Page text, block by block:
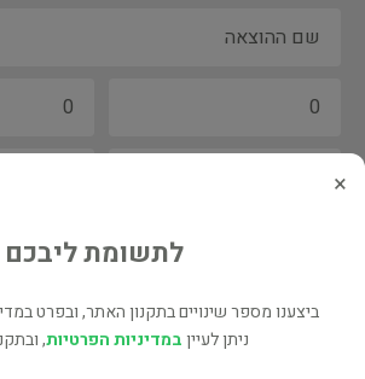
×
לתשומת ליבכם
ביצענו מספר שינויים בתקנון האתר, ובפרט
ניתן לעייןבמדיניות הפרטיות,